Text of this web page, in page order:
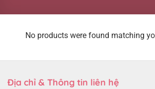
No products were found matching
Địa chỉ & Thông tin liên hệ